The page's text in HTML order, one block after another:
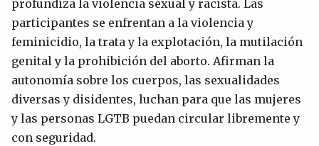
profundiza la violencia sexual y racista. Las
participantes se enfrentan a la violencia y
feminicidio, la trata y la explotación, la mutilación
genital y la prohibición del aborto. Afirman la
autonomía sobre los cuerpos, las sexualidades
diversas y disidentes, luchan para que las mujeres
y las personas LGTB puedan circular libremente y
con seguridad.